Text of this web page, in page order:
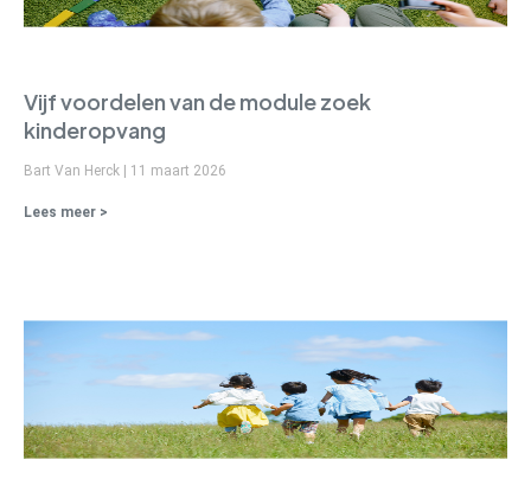
Vijf voordelen van de module zoek
kinderopvang
Bart Van Herck 11 maart 2026
Lees meer >